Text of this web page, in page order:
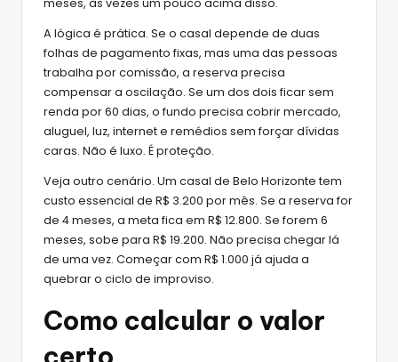
A lógica é prática. Se o casal depende de duas
folhas de pagamento fixas, mas uma das pessoas
trabalha por comissão, a reserva precisa
compensar a oscilação. Se um dos dois ficar sem
renda por 60 dias, o fundo precisa cobrir mercado,
aluguel, luz, internet e remédios sem forçar dívidas
caras. Não é luxo. É proteção.
Veja outro cenário. Um casal de Belo Horizonte tem
custo essencial de R$ 3.200 por mês. Se a reserva for
de 4 meses, a meta fica em R$ 12.800. Se forem 6
meses, sobe para R$ 19.200. Não precisa chegar lá
de uma vez. Começar com R$ 1.000 já ajuda a
quebrar o ciclo de improviso.
Como calcular o valor